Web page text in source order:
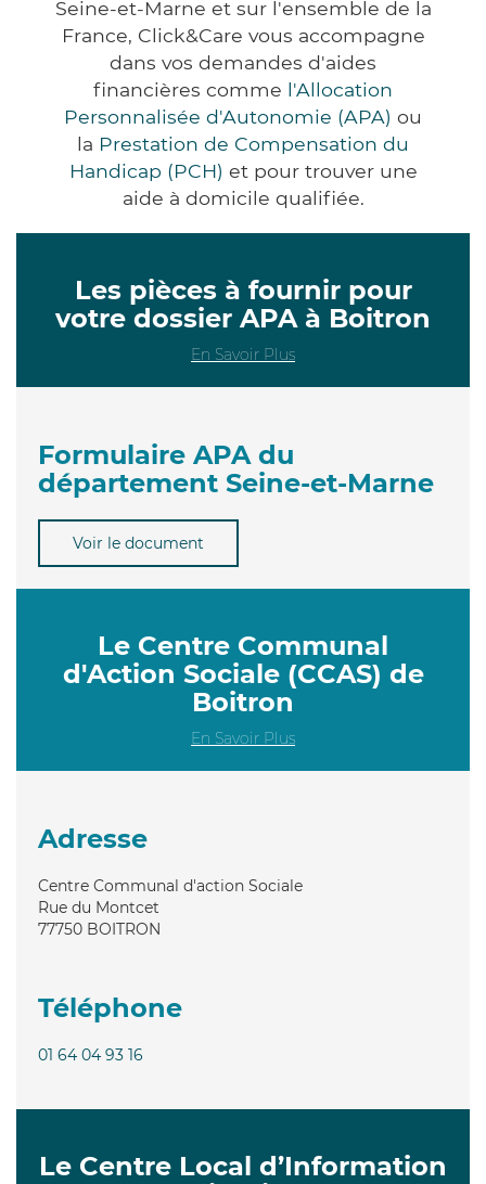
Seine-et-Marne et sur l'ensemble de la
France, Click&Care vous accompagne
dans vos demandes d'aides
financières comme l'Allocation
Personnalisée d'Autonomie (APA) ou
la Prestation de Compensation du
Handicap (PCH) et pour trouver une
aide à domicile qualifiée.
Les pièces à fournir pour
votre dossier APA à Boitron
En Savoir Plus
Formulaire APA du
département Seine-et-Marne
Voir le document
Le Centre Communal
d'Action Sociale (CCAS) de
Boitron
En Savoir Plus
Adresse
Centre Communal d'action Sociale
Rue du Montcet
77750 BOITRON
Téléphone
01 64 04 93 16
Le Centre Local d’Information